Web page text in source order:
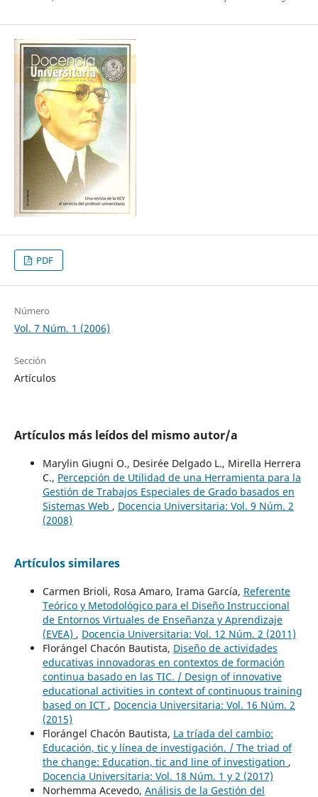
PDF
Número
Vol. 7 Núm. 1 (2006)
Sección
Artículos
Artículos más leídos del mismo autor/a
Marylin Giugni O., Desirée Delgado L., Mirella Herrera
C., Percepción de Utilidad de una Herramienta para la
Gestión de Trabajos Especiales de Grado basados en
Sistemas Web , Docencia Universitaria: Vol. 9 Núm. 2
(2008)
Artículos similares
Carmen Brioli, Rosa Amaro, Irama García, Referente
Teórico y Metodológico para el Diseño Instruccional
de Entornos Virtuales de Enseñanza y Aprendizaje
(EVEA) , Docencia Universitaria: Vol. 12 Núm. 2 (2011)
Florángel Chacón Bautista, Diseño de actividades
educativas innovadoras en contextos de formación
continua basado en las TIC. / Design of innovative
educational activities in context of continuous training
based on ICT , Docencia Universitaria: Vol. 16 Núm. 2
(2015)
Florángel Chacón Bautista, La tríada del cambio:
Educación, tic y línea de investigación. / The triad of
the change: Education, tic and line of investigation ,
Docencia Universitaria: Vol. 18 Núm. 1 y 2 (2017)
Norhemma Acevedo, Análisis de la Gestión del